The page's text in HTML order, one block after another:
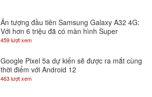
Ấn tượng đầu tiên Samsung Galaxy A32 4G:
Với hơn 6 triệu đã có màn hình Super
AMOLED 90Hz
459 lượt xem
Google Pixel 5a dự kiến sẽ được ra mắt cùng
thời điểm với Android 12
463 lượt xem